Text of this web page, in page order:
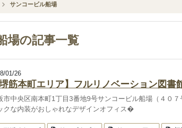
サンコービル船場
場の記事一覧
01/26
堺筋本町エリア】フルリノベーション図書
市中央区南本町1丁目3番地9号サンコービル船場（４０
クな内装がおしゃれなデザインオフィス�